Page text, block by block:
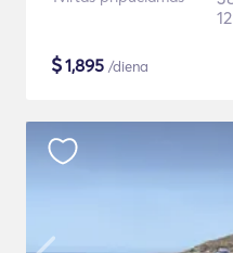
$1,895 /diena